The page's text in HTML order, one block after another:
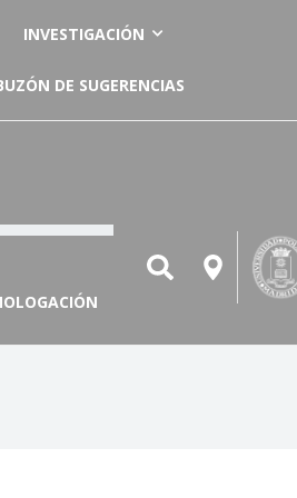
INVESTIGACIÓN
DE SUGERENCIAS